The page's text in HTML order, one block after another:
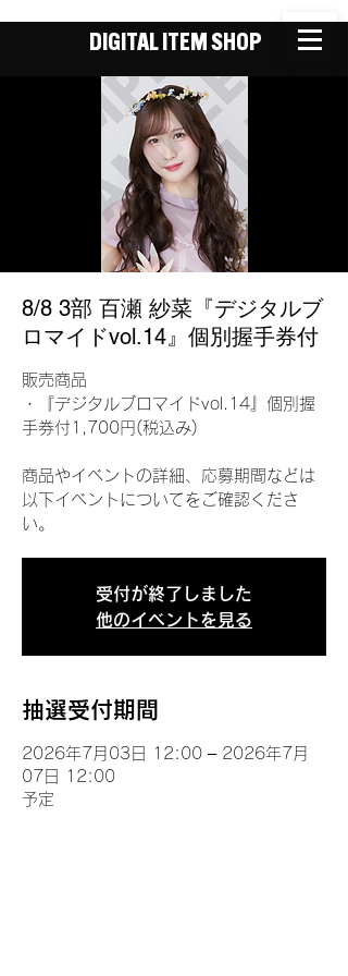
DIGITAL ITEM SHOP
8/8 3部 百瀬 紗菜『デジタルブ
ロマイドvol.14』個別握手券付
販売商品
・『デジタルブロマイドvol.14』個別握
手券付1,700円(税込み)
商品やイベントの詳細、応募期間などは
以下イベントについてをご確認くださ
い。
受付が終了しました
他のイベントを見る
抽選受付期間
2026年7月03日 12:00 – 2026年7月
07日 12:00
予定